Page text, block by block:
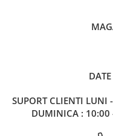
SUPORT CLIENTI LUNI
DUMINICA : 10:00